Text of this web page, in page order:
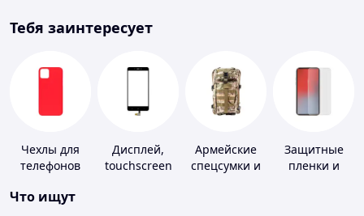
Тебя заинтересует
Чехлы для
телефонов
Дисплей,
touchscreen
Армейские
спецсумки и
Защитные
пленки и
Что ищут